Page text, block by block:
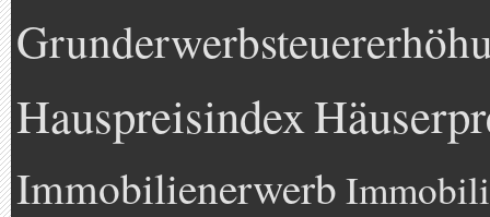
Hauspreisindex
Immobilienerwerb